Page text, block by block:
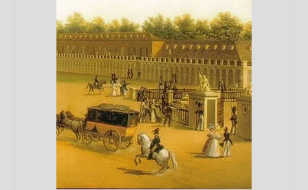
Chi sono
Contatti